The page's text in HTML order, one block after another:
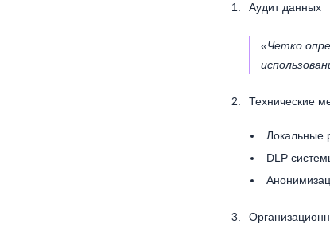
Аудит данных
«Четко
Технические
Локальные
DLP